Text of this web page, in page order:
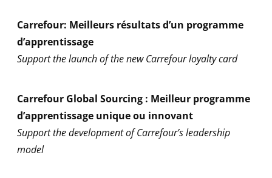
Carrefour: Meilleurs résultats d’un programme
d’apprentissage
Support the launch of the new Carrefour loyalty card
Carrefour Global Sourcing : Meilleur programme
d’apprentissage unique ou innovant
Support the development of Carrefour’s leadership
model